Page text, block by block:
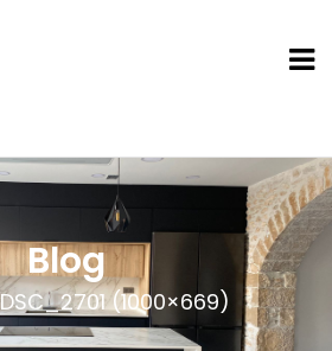
Blog
DSC_2701 (1000×669)